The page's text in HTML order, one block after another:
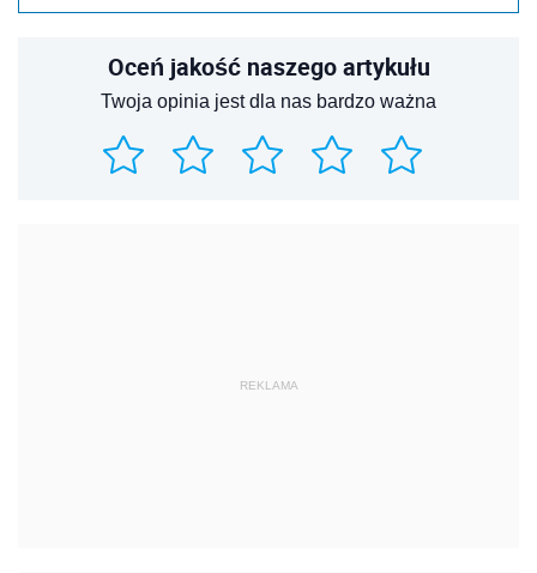
Oceń jakość naszego artykułu
Twoja opinia jest dla nas bardzo ważna
REKLAMA